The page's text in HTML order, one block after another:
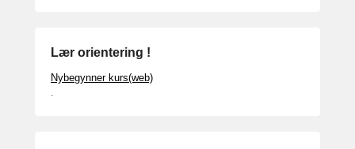
Lær orientering !
Nybegynner kurs(web)
.